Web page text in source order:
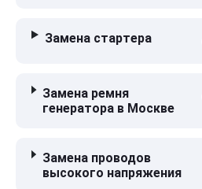
Замена стартера
Замена ремня
генератора в Москве
Замена проводов
высокого напряжения